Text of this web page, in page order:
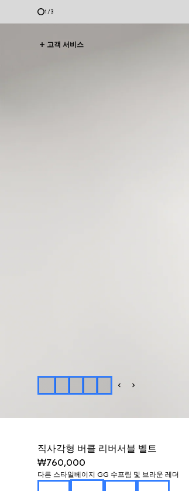
1 /3
고객 서비스
직사각형 버클 리버서블 벨트
₩760,000
다른 스타일베이지 GG 수프림 및 브라운 레더